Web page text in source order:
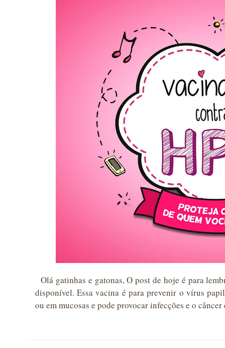
Olá gatinhas e gatonas, O post de hoje é para
disponível. Essa vacina é para prevenir o vírus
ou em mucosas e pode provocar infecções e o